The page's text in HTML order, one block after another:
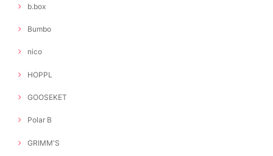
b.box
Bumbo
nico
HOPPL
GOOSEKET
Polar B
GRIMM'S